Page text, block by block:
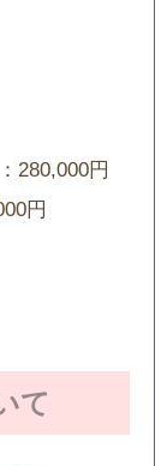
280,000円
円
て